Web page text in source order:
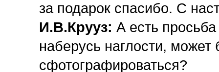
за подарок спасибо. С
И.В.Крууз: А есть
наберусь наглости,
сфотографироваться?